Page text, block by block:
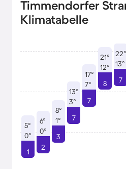
Timmendorfer
Klimatabelle
5°
0°
1
6°
0°
2
8°
1°
3
13°
3°
7
17°
7°
7
21°
12°
8
22°
13°
7